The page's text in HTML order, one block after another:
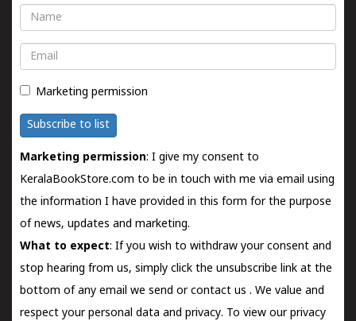
Name
Email
Marketing permission
Subscribe to list
Marketing permission: I give my consent to
KeralaBookStore.com to be in touch with me via email using
the information I have provided in this form for the purpose
of news, updates and marketing.
What to expect: If you wish to withdraw your consent and
stop hearing from us, simply click the unsubscribe link at the
bottom of any email we send orcontact us . We value and
respect your personal data and privacy. To view our privacy